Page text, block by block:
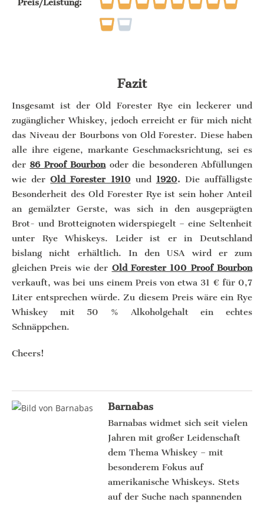
Fazit
Insgesamt ist der Old Forester Rye ein leckerer und
zugänglicher Whiskey, jedoch erreicht er für mich nicht
das Niveau der Bourbons von Old Forester. Diese haben
alle ihre eigene, markante Geschmacksrichtung, sei es
der 86 Proof Bourbon oder die besonderen Abfüllungen
wie der Old Forester 1910 und 1920. Die auffälligste
Besonderheit des Old Forester Rye ist sein hoher Anteil
an gemälzter Gerste, was sich in den ausgeprägten
Brot- und Brotteignoten widerspiegelt – eine Seltenheit
unter Rye Whiskeys. Leider ist er in Deutschland
bislang nicht erhältlich. In den USA wird er zum
gleichen Preis wie der Old Forester 100 Proof Bourbon
verkauft, was bei uns einem Preis von etwa 31 € für 0,7
Liter entsprechen würde. Zu diesem Preis wäre ein Rye
Whiskey mit 50 % Alkoholgehalt ein echtes
Schnäppchen.
Cheers!
Barnabas
Barnabas widmet sich seit vielen
Jahren mit großer Leidenschaft
dem Thema Whiskey – mit
besonderem Fokus auf
amerikanische Whiskeys. Stets
auf der Suche nach spannenden